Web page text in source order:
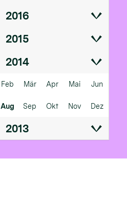
2016
2015
2014
Feb Mär Apr Mai Jun
Aug Sep Okt Nov Dez
2013